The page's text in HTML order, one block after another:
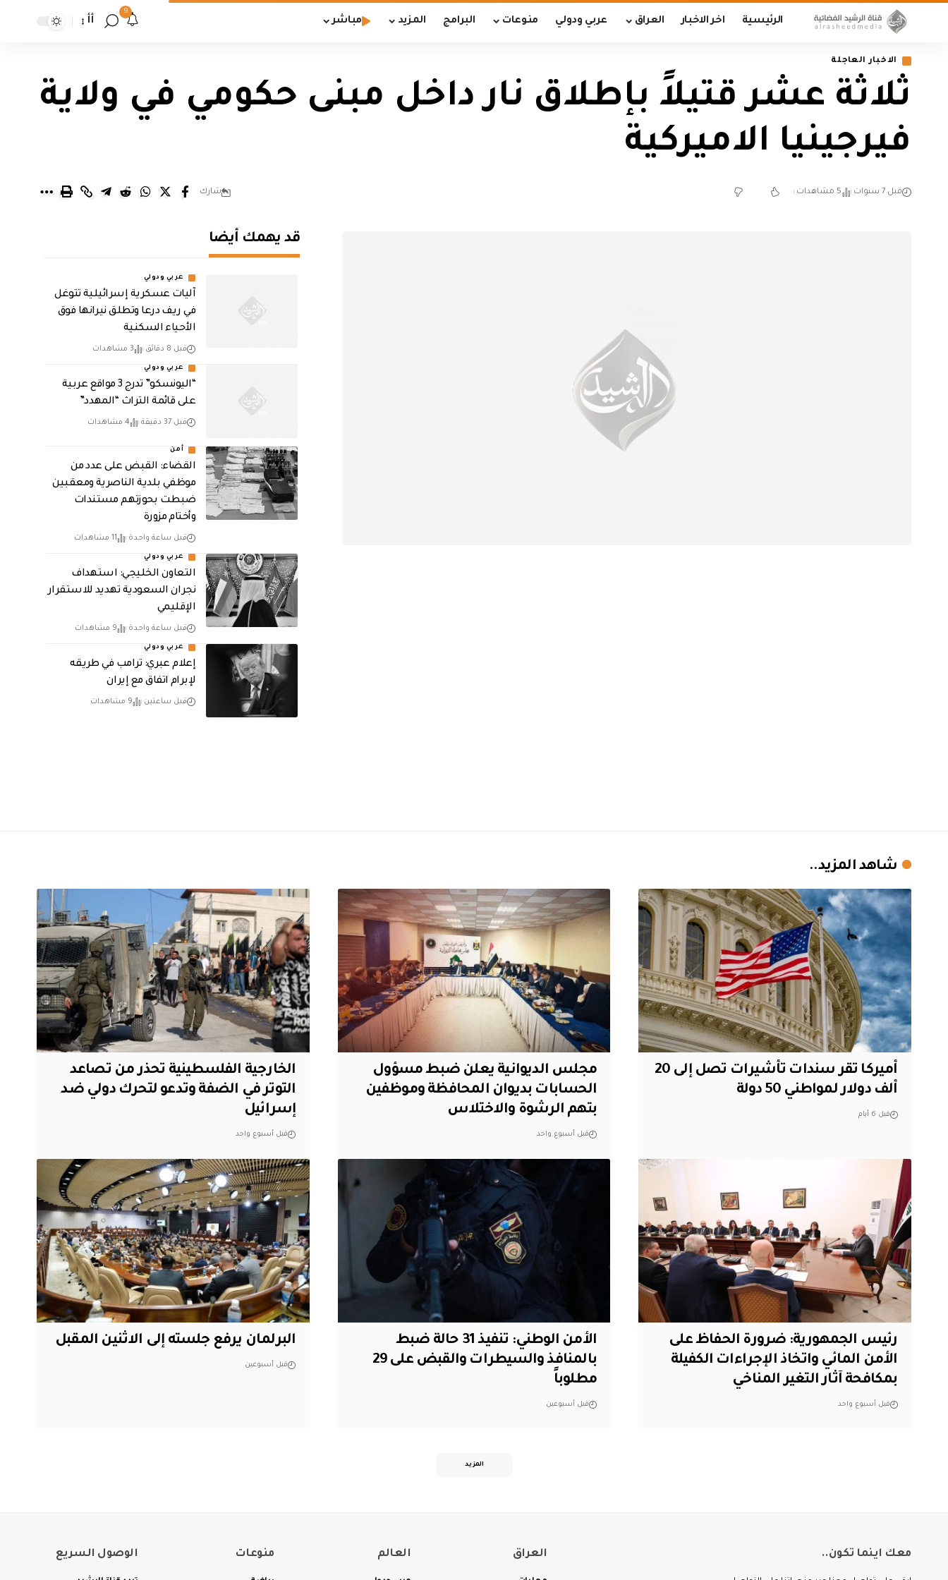
الرئيسية اخر الاخبار العراق عربي ودولي منوعات البرامج المزيد مباشر
9
أأ
الاخبار العاجلة
ثلاثة عشر قتيلاً بإطلاق نار داخل مبنى حكومي في ولاية
فيرجينيا الاميركية
قبل 7 سنوات 5 مشاهدات شارك
قد يهمك أيضا
عربي ودولي
آليات عسكرية إسرائيلية تتوغل
في ريف درعا وتطلق نيرانها فوق
الأحياء السكنية
قبل 8 دقائق 3 مشاهدات
عربي ودولي
“اليونسكو” تدرج 3 مواقع عربية
على قائمة التراث “المهدد”
قبل 37 دقيقة 4 مشاهدات
أمن
القضاء: القبض على عدد من
موظفي بلدية الناصرية ومعقبين
ضبطت بحوزتهم مستندات
وأختام مزورة
قبل ساعة واحدة 11 مشاهدات
عربي ودولي
التعاون الخليجي: استهداف
نجران السعودية تهديد للاستقرار
الإقليمي
قبل ساعة واحدة 9 مشاهدات
عربي ودولي
إعلام عبري: ترامب في طريقه
لإبرام اتفاق مع إيران
قبل ساعتين 9 مشاهدات
شاهد المزيد..
أميركا تقر سندات تأشيرات تصل إلى 20
ألف دولار لمواطني 50 دولة
قبل 6 أيام
مجلس الديوانية يعلن ضبط مسؤول
الحسابات بديوان المحافظة وموظفين
بتهم الرشوة والاختلاس
قبل أسبوع واحد
الخارجية الفلسطينية تحذر من تصاعد
التوتر في الضفة وتدعو لتحرك دولي ضد
إسرائيل
قبل أسبوع واحد
رئيس الجمهورية: ضرورة الحفاظ على
الأمن المائي واتخاذ الإجراءات الكفيلة
بمكافحة آثار التغير المناخي
قبل أسبوع واحد
الأمن الوطني: تنفيذ 31 حالة ضبط
بالمنافذ والسيطرات والقبض على 29
مطلوباً
قبل أسبوعين
البرلمان يرفع جلسته إلى الاثنين المقبل
قبل أسبوعين
المزيد
معك اينما تكون.. العراق العالم منوعات الوصول السريع